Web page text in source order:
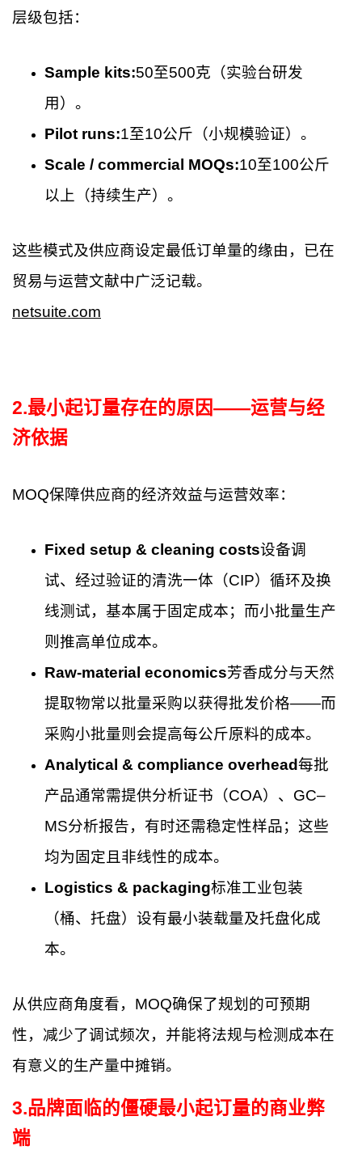
层级包括：
Sample kits:50至500克（实验台研发
用）。
Pilot runs:1至10公斤（小规模验证）。
Scale / commercial MOQs:10至100公斤
以上（持续生产）。
这些模式及供应商设定最低订单量的缘由，已在
贸易与运营文献中广泛记载。
netsuite.com
2.最小起订量存在的原因——运营与经
济依据
MOQ保障供应商的经济效益与运营效率：
Fixed setup & cleaning costs设备调
试、经过验证的清洗一体（CIP）循环及换
线测试，基本属于固定成本；而小批量生产
则推高单位成本。
Raw-material economics芳香成分与天然
提取物常以批量采购以获得批发价格——而
采购小批量则会提高每公斤原料的成本。
Analytical & compliance overhead每批
产品通常需提供分析证书（COA）、GC–
MS分析报告，有时还需稳定性样品；这些
均为固定且非线性的成本。
Logistics & packaging标准工业包装
（桶、托盘）设有最小装载量及托盘化成
本。
从供应商角度看，MOQ确保了规划的可预期
性，减少了调试频次，并能将法规与检测成本在
有意义的生产量中摊销。
3.品牌面临的僵硬最小起订量的商业弊
端